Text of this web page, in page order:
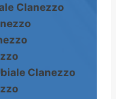
Clanezzo
Clanezzo